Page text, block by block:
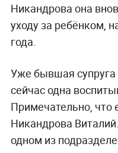
Никандрова она
уходу за ребёнком,
года.
Уже бывшая
сейчас одна
Примечательно, что
Никандрова
одном из